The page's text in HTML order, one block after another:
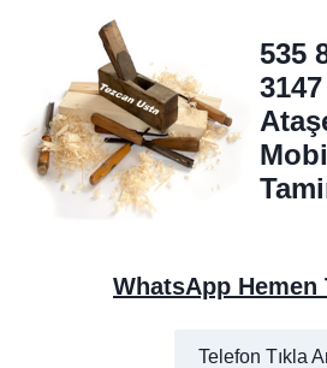
535
WhatsApp Hemen
Telefon Tıkla